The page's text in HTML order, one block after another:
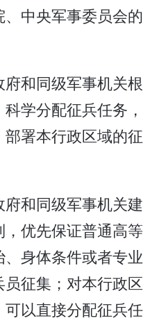
中央军事委员会的
和同级军事机关根
学分配征兵任务，
署本行政区域的征
和同级军事机关建
优先保证普通高等
身体条件或者专业
征集；对本行政区
以直接分配征兵任